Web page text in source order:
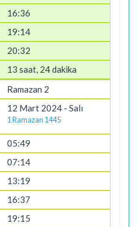
16:36
19:14
20:32
13 saat, 24 dakika
Ramazan 2
12 Mart 2024 - Salı
1 Ramazan 1445
05:49
07:14
13:19
16:37
19:15